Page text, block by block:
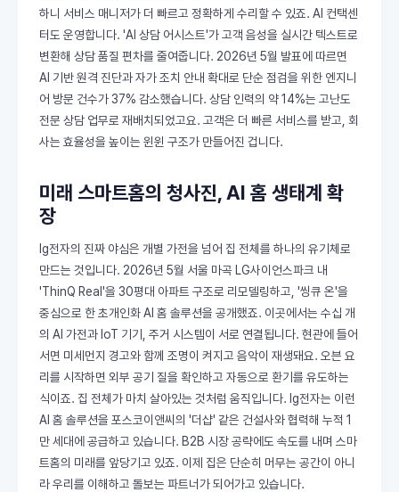
하니 서비스 매니저가 더 빠르고 정확하게 수리할 수 있죠. AI 컨택센
터도 운영합니다. 'AI 상담 어시스트'가 고객 음성을 실시간 텍스트로
변환해 상담 품질 편차를 줄여줍니다. 2026년 5월 발표에 따르면
AI 기반 원격 진단과 자가 조치 안내 확대로 단순 점검을 위한 엔지니
어 방문 건수가 37% 감소했습니다. 상담 인력의 약 14%는 고난도
전문 상담 업무로 재배치되었고요. 고객은 더 빠른 서비스를 받고, 회
사는 효율성을 높이는 윈윈 구조가 만들어진 겁니다.
미래 스마트홈의 청사진, AI 홈 생태계 확
장
lg전자의 진짜 야심은 개별 가전을 넘어 집 전체를 하나의 유기체로
만드는 것입니다. 2026년 5월 서울 마곡 LG사이언스파크 내
'ThinQ Real'을 30평대 아파트 구조로 리모델링하고, '씽큐 온'을
중심으로 한 초개인화 AI 홈 솔루션을 공개했죠. 이곳에서는 수십 개
의 AI 가전과 IoT 기기, 주거 시스템이 서로 연결됩니다. 현관에 들어
서면 미세먼지 경고와 함께 조명이 켜지고 음악이 재생돼요. 오븐 요
리를 시작하면 외부 공기 질을 확인하고 자동으로 환기를 유도하는
식이죠. 집 전체가 마치 살아있는 것처럼 움직입니다. lg전자는 이런
AI 홈 솔루션을 포스코이앤씨의 '더샵' 같은 건설사와 협력해 누적 1
만 세대에 공급하고 있습니다. B2B 시장 공략에도 속도를 내며 스마
트홈의 미래를 앞당기고 있죠. 이제 집은 단순히 머무는 공간이 아니
라 우리를 이해하고 돌보는 파트너가 되어가고 있습니다.